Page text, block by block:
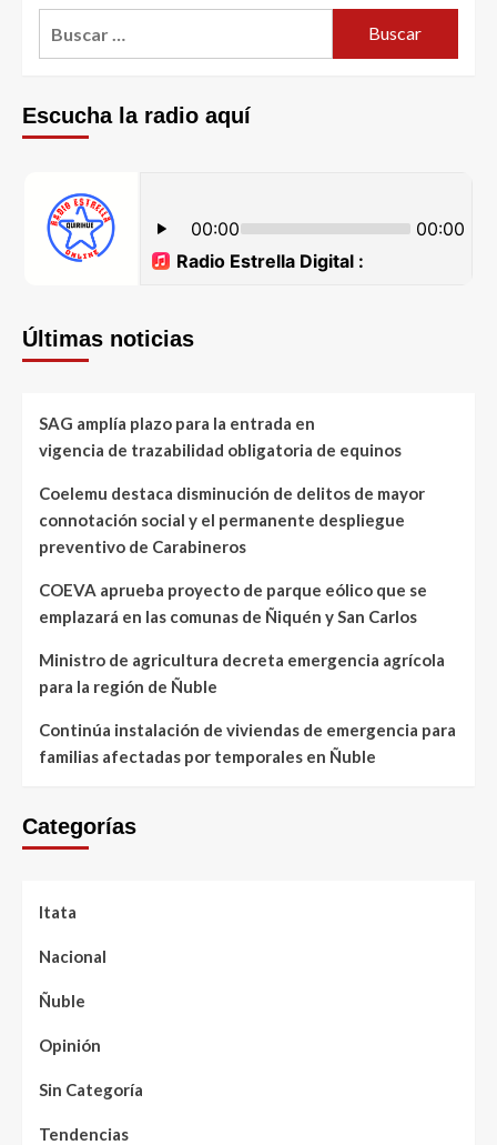
Escucha la radio aquí
Últimas noticias
SAG amplía plazo para la entrada en
vigencia de trazabilidad obligatoria de equinos
Coelemu destaca disminución de delitos de mayor
connotación social y el permanente despliegue
preventivo de Carabineros
COEVA aprueba proyecto de parque eólico que se
emplazará en las comunas de Ñiquén y San Carlos
Ministro de agricultura decreta emergencia agrícola
para la región de Ñuble
Continúa instalación de viviendas de emergencia para
familias afectadas por temporales en Ñuble
Categorías
Itata
Nacional
Ñuble
Opinión
Sin Categoría
Tendencias